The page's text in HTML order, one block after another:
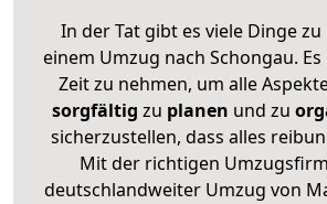
In der Tat gibt es viele Dinge
einem Umzug nach Schongau.
Zeit zu nehmen, um alle
sorgfältig zu planen und zu
sicherzustellen, dass alles
Mit der richtigen
deutschlandweiter Umzug von